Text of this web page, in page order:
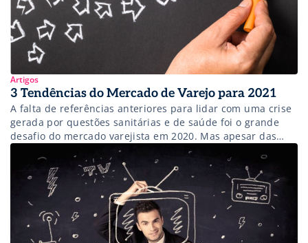
Artigos
3 Tendências do Mercado de Varejo para 2021
A falta de referências anteriores para lidar com uma crise
gerada por questões sanitárias e de saúde foi o grande
desafio do mercado varejista em 2020. Mas apesar das
novas adversidades e da oscilação de cenários, os
resultados do ano, de uma forma geral, não foram tão
negativos como muitos esperavam.